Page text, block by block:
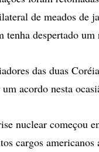
de meados de
tenha despertado
das duas
acordo nesta
nuclear começou
cargos